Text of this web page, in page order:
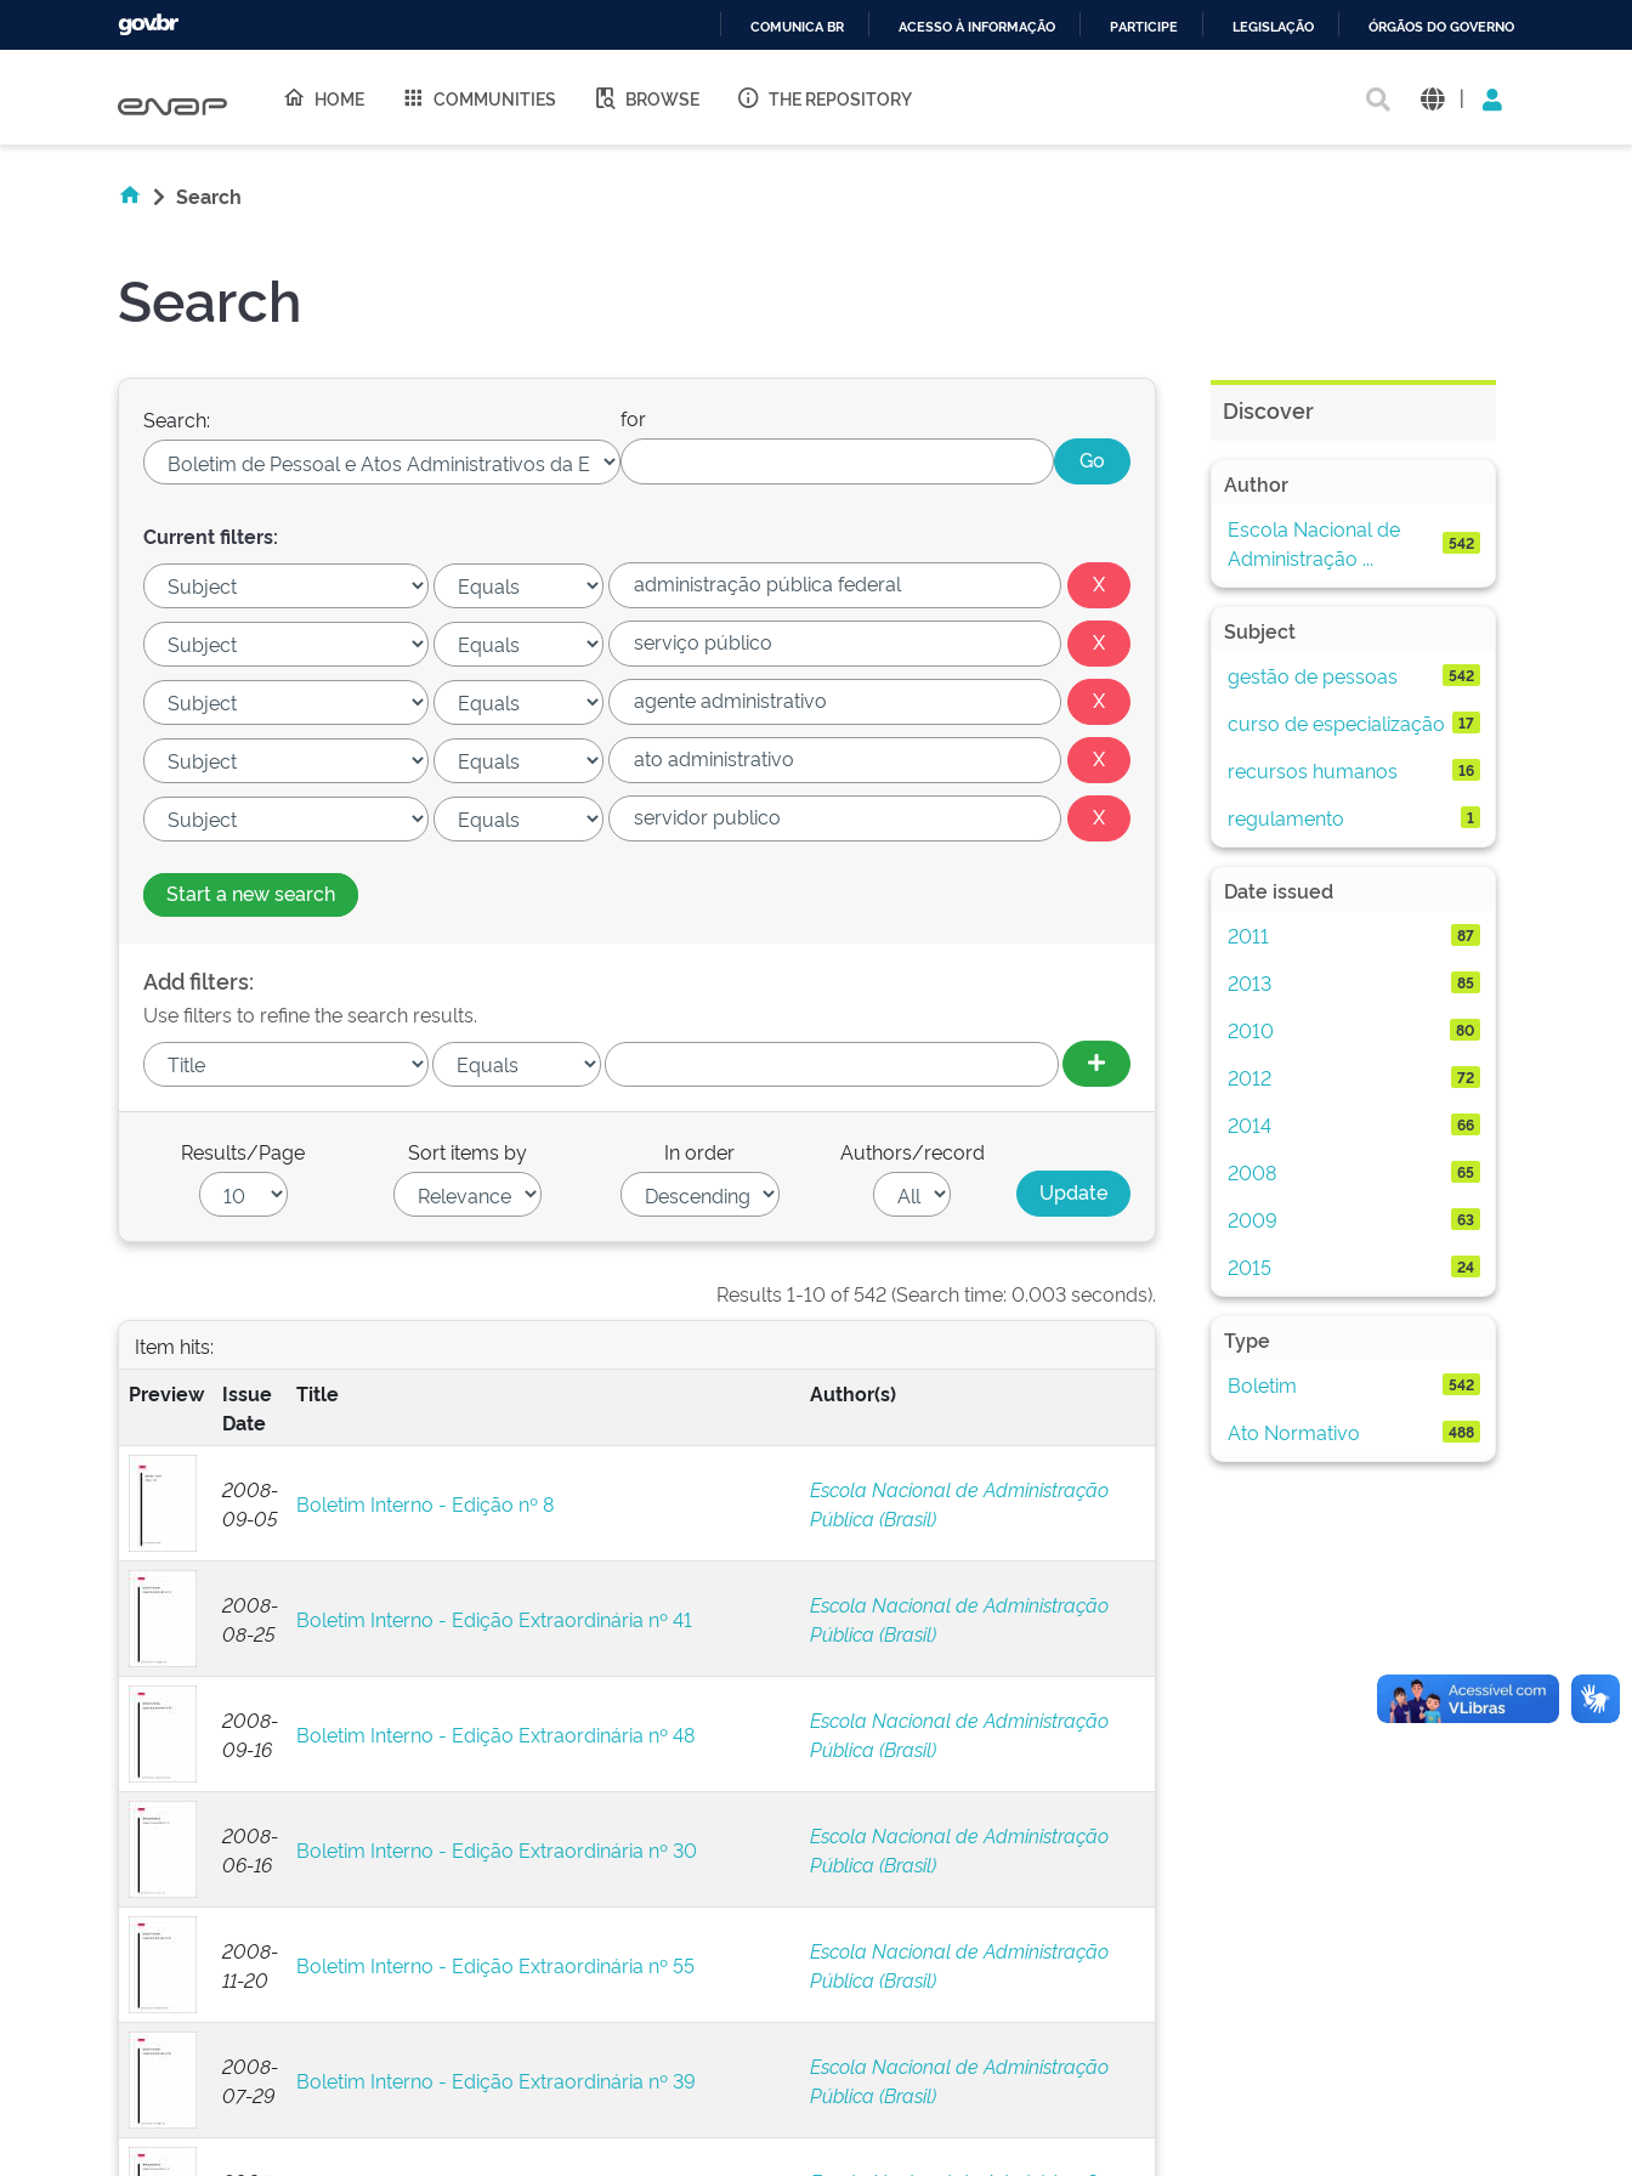
O
COMUNICA BR ACESSO À INFORMAÇÃO PARTICIPE LEGISLAÇÃO ÓRGÃOS DO GOVERNO
HOME COMMUNITIES BROWSE THE REPOSITORY |
Search
Search
Search: for
Current filters:
Start a new search
Add filters:
Use filters to refine the search results.
Results/Page Sort items by In order Authors/record
Results 1-10 of 542 (Search time: 0.003 seconds).
Item hits:
Preview
Issue
Date
Title Author(s)
2008-
09-05
Boletim Interno - Edição nº 8
Escola Nacional de Administração
Pública (Brasil)
2008-
08-25
Boletim Interno - Edição Extraordinária nº 41
Escola Nacional de Administração
Pública (Brasil)
2008-
09-16
Boletim Interno - Edição Extraordinária nº 48
Escola Nacional de Administração
Pública (Brasil)
2008-
06-16
Boletim Interno - Edição Extraordinária nº 30
Escola Nacional de Administração
Pública (Brasil)
2008-
11-20
Boletim Interno - Edição Extraordinária nº 55
Escola Nacional de Administração
Pública (Brasil)
2008-
07-29
Boletim Interno - Edição Extraordinária nº 39
Escola Nacional de Administração
Pública (Brasil)
Discover
Author
Escola Nacional de
Administração ...
542
Subject
gestão de pessoas
542
curso de especialização 17
recursos humanos 16
regulamento 1
Date issued
2011
87
2013 85
2010 80
2012 72
2014 66
2008 65
2009 63
2015 24
Type
Boletim
542
Ato Normativo 488